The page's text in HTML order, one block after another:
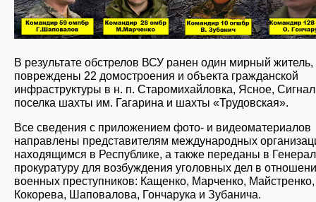
В результате обстрелов ВСУ ранен один мирный житель,
повреждены 22 домостроения и объекта гражданской
инфраструктуры в н. п. Старомихайловка, Ясное,
поселка шахты им. Гагарина и шахты «Трудовская».
Все сведения с приложением фото- и видеоматериалов
направлены представителям международных
находящимся в Республике, а также переданы в
прокуратуру для возбуждения уголовных дел в
военных преступников: Кащенко, Марченко, Майстренко,
Кокорева, Шаповалова, Гончарука и Зубанича.